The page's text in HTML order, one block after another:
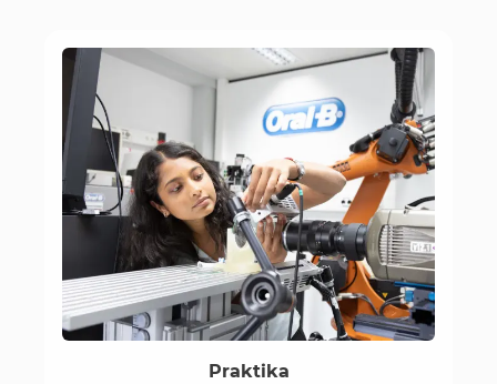
Praktika